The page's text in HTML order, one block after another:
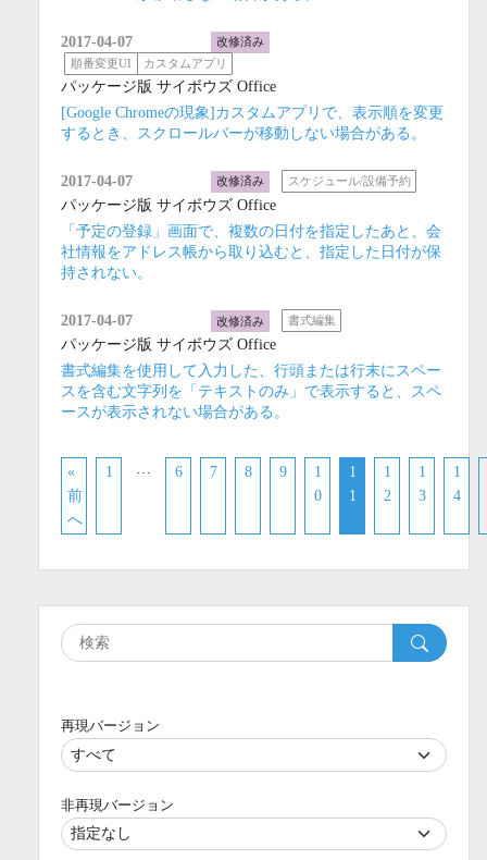
2017-04-07
改修済み
順番変更UI
カスタムアプリ
パッケージ版 サイボウズ Office
[Google Chromeの現象]カスタムアプリで、表示順を変更
するとき、スクロールバーが移動しない場合がある。
2017-04-07 改修済み スケジュール/設備予約
パッケージ版 サイボウズ Office
「予定の登録」画面で、複数の日付を指定したあと、会
社情報をアドレス帳から取り込むと、指定した日付が保
持されない。
2017-04-07 改修済み 書式編集
パッケージ版 サイボウズ Office
書式編集を使用して入力した、行頭または行末にスペー
スを含む文字列を「テキストのみ」で表示すると、スペ
ースが表示されない場合がある。
«
前
へ
1 … 6 7 8 9
1
0
1
1
1
2
1
3
1
4
再現バージョン
非再現バージョン